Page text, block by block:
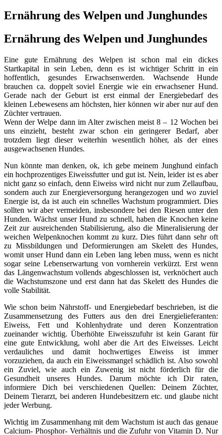
Ernährung des Welpen und Junghundes
Ernährung des Welpen und Junghundes
Eine gute Ernährung des Welpen ist schon mal ein dickes
Startkapital in sein Leben, denn es ist wichtiger Schritt in ein
hoffentlich, gesundes Erwachsenwerden. Wachsende Hunde
brauchen ca. doppelt soviel Energie wie ein erwachsener Hund.
Gerade nach der Geburt ist erst einmal der Energiebedarf des
kleinen Lebewesens am höchsten, hier können wir aber nur auf den
Züchter vertrauen.
Wenn der Welpe dann im Alter zwischen meist 8 – 12 Wochen bei
uns einzieht, besteht zwar schon ein geringerer Bedarf, aber
trotzdem liegt dieser weiterhin wesentlich höher, als der eines
ausgewachsenen Hundes.
Nun könnte man denken, ok, ich gebe meinem Junghund einfach
ein hochprozentiges Eiweissfutter und gut ist. Nein, leider ist es aber
nicht ganz so einfach, denn Eiweiss wird nicht nur zum Zellaufbau,
sondern auch zur Energieversorgung herangezogen und wo zuviel
Energie ist, da ist auch ein schnelles Wachstum programmiert. Dies
sollten wir aber vermeiden, insbesondere bei den Riesen unter den
Hunden. Wächst unser Hund zu schnell, haben die Knochen keine
Zeit zur ausreichenden Stabilisierung, also die Mineralisierung der
weichen Welpenknochen kommt zu kurz. Dies führt dann sehr oft
zu Missbildungen und Deformierungen am Skelett des Hundes,
womit unser Hund dann ein Leben lang leben muss, wenn es nicht
sogar seine Lebenserwartung von vornherein verkürzt. Erst wenn
das Längenwachstum vollends abgeschlossen ist, verknöchert auch
die Wachstumszone und erst dann hat das Skelett des Hundes die
volle Stabilität.
Wie schon beim Nährstoff- und Energiebedarf beschrieben, ist die
Zusammensetzung des Futters aus den drei Energielieferanten:
Eiweiss, Fett und Kohlenhydrate und deren Konzentration
zueinander wichtig. Überhöhte Eiweisszufuhr ist kein Garant für
eine gute Entwicklung, wohl aber die Art des Eiweisses. Leicht
verdauliches und damit hochwertiges Eiweiss ist immer
vorzuziehen, da auch ein Eiweissmangel schädlich ist. Also sowohl
ein Zuviel, wie auch ein Zuwenig ist nicht förderlich für die
Gesundheit unseres Hundes. Darum möchte ich Dir raten,
informiere Dich bei verschiedenen Quellen: Deinem Züchter,
Deinem Tierarzt, bei anderen Hundebesitzern etc. und glaube nicht
jeder Werbung.
Wichtig im Zusammenhang mit dem Wachstum ist auch das genaue
Calcium- Phosphor- Verhältnis und die Zufuhr von Vitamin D. Nur